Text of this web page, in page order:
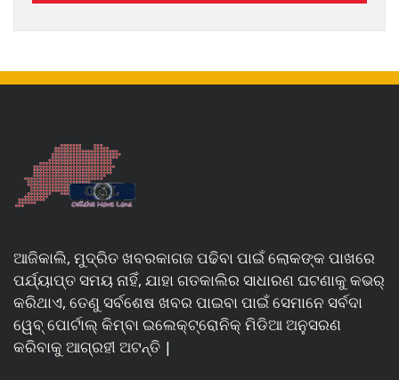
ଆଜିକାଲି, ମୁଦ୍ରିତ ଖବରକାଗଜ ପଢିବା ପାଇଁ ଲୋକଙ୍କ ପାଖରେ
ପର୍ଯ୍ୟାପ୍ତ ସମୟ ନାହିଁ, ଯାହା ଗତକାଲିର ସାଧାରଣ ଘଟଣାକୁ କଭର୍
କରିଥାଏ, ତେଣୁ ସର୍ବଶେଷ ଖବର ପାଇବା ପାଇଁ ସେମାନେ ସର୍ବଦା
ୱେବ୍ ପୋର୍ଟାଲ୍ କିମ୍ବା ଇଲେକ୍ଟ୍ରୋନିକ୍ ମିଡିଆ ଅନୁସରଣ
କରିବାକୁ ଆଗ୍ରହୀ ଅଟନ୍ତି |